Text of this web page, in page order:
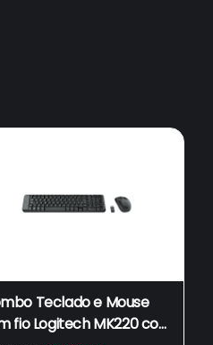
Teclado e Mouse
fio Logitech MK220 com